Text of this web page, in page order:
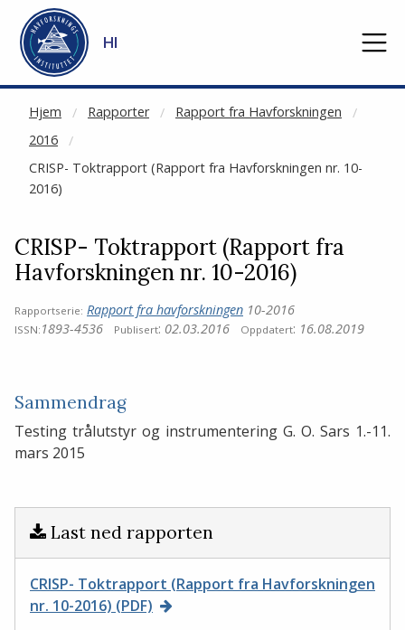
Gå til hovedinnhold
HI
Hjem Rapporter
Rapport fra Havforskningen
2016
CRISP- Toktrapport (Rapport fra Havforskningen nr. 10-
2016)
NOT CACHED
CRISP- Toktrapport (Rapport fra
Havforskningen nr. 10-2016)
Rapportserie: Rapport fra havforskningen 10-2016
ISSN: 1893-4536 Publisert: 02.03.2016 Oppdatert: 16.08.2019
Sammendrag
Testing trålutstyr og instrumentering G. O. Sars 1.-11.
mars 2015
Last ned rapporten
CRISP- Toktrapport (Rapport fra Havforskningen
nr. 10-2016) (PDF)